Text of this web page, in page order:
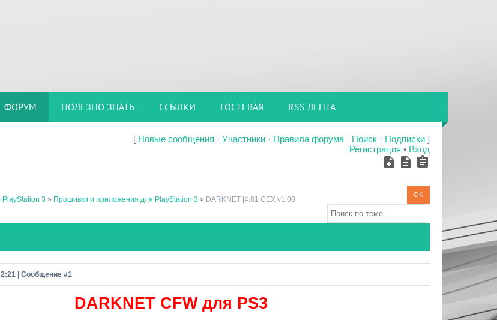
ФОРУМ ПОЛЕЗНО ЗНАТЬ ССЫЛКИ ГОСТЕВАЯ RSS ЛЕНТА
[ Новые сообщения · Участники · Правила форума · Поиск · Подписки ]
Регистрация • Вход
3 » Прошивки и приложения для PlayStation 3 » DARKNET [4.81 CEX v1.00
| Сообщение #1
DARKNET CFW для PS3